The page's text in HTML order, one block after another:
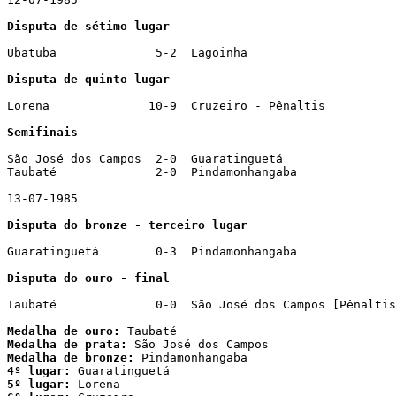
Disputa de sétimo lugar
Ubatuba              5-2  Lagoinha
Disputa de quinto lugar
Lorena              10-9  Cruzeiro - Pênaltis
Semifinais
São José dos Campos  2-0  Guaratinguetá
Taubaté              2-0  Pindamonhangaba
13-07-1985
Disputa do bronze - terceiro lugar
Guaratinguetá        0-3  Pindamonhangaba
Disputa do ouro - final
Taubaté              0-0  São José dos Campos
Medalha de ouro:
Medalha de prata:
Medalha de bronze:
4º lugar:
5º lugar: